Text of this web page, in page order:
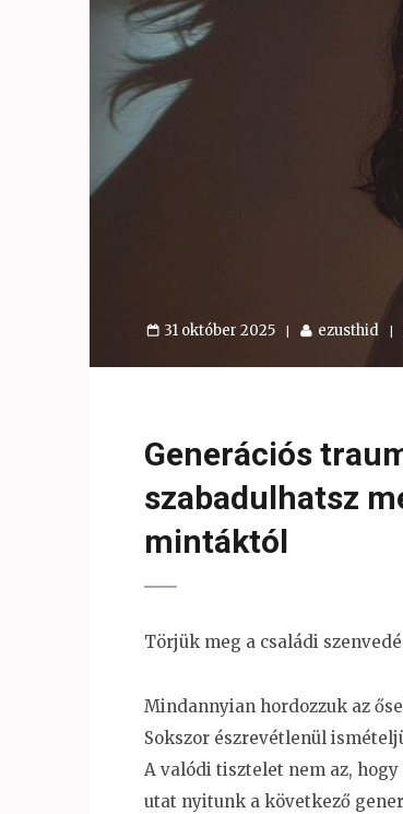
31 október 2025 ezusthid
Generációs
szabadulhatsz
mintáktól
Törjük meg a családi
Mindannyian hordozzuk az
Sokszor észrevétlenül
A valódi tisztelet nem az,
utat nyitunk a következő